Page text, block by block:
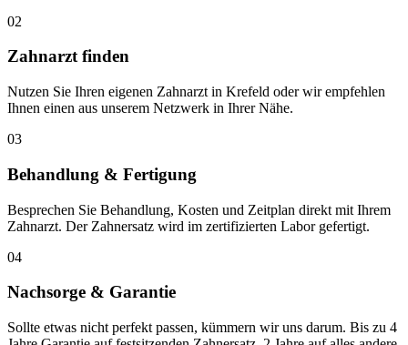
02
Zahnarzt finden
Nutzen Sie Ihren eigenen Zahnarzt in Krefeld oder wir empfehlen
Ihnen einen aus unserem Netzwerk in Ihrer Nähe.
03
Behandlung & Fertigung
Besprechen Sie Behandlung, Kosten und Zeitplan direkt mit Ihrem
Zahnarzt. Der Zahnersatz wird im zertifizierten Labor gefertigt.
04
Nachsorge & Garantie
Sollte etwas nicht perfekt passen, kümmern wir uns darum. Bis zu 4